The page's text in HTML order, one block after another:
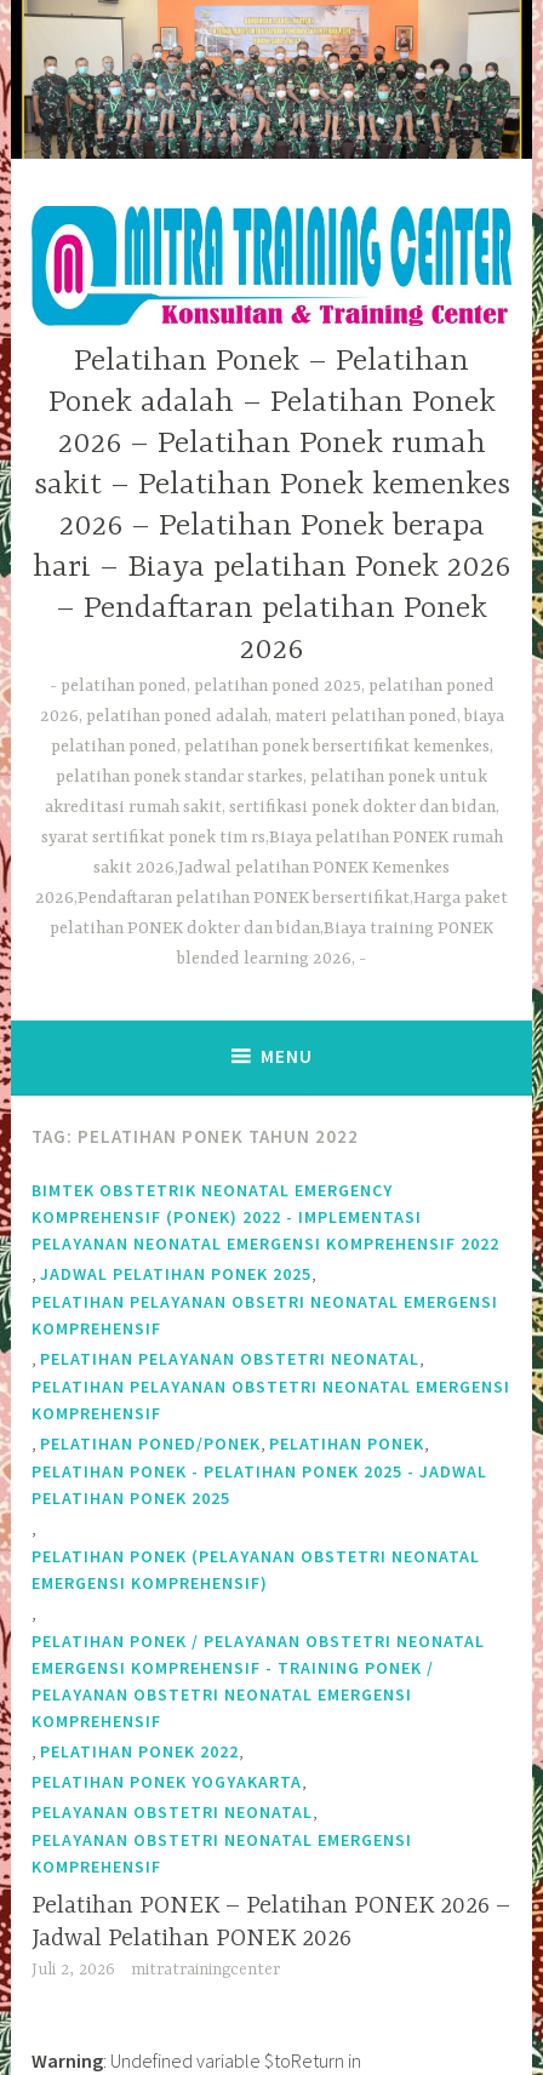
Skip
to
content
Pelatihan Ponek – Pelatihan
Ponek adalah – Pelatihan Ponek
2026 – Pelatihan Ponek rumah
sakit – Pelatihan Ponek kemenkes
2026 – Pelatihan Ponek berapa
hari – Biaya pelatihan Ponek 2026
– Pendaftaran pelatihan Ponek
2026
pelatihan poned, pelatihan poned 2025, pelatihan poned
2026, pelatihan poned adalah, materi pelatihan poned, biaya
pelatihan poned, pelatihan ponek bersertifikat kemenkes,
pelatihan ponek standar starkes, pelatihan ponek untuk
akreditasi rumah sakit, sertifikasi ponek dokter dan bidan,
syarat sertifikat ponek tim rs,Biaya pelatihan PONEK rumah
sakit 2026,Jadwal pelatihan PONEK Kemenkes
2026,Pendaftaran pelatihan PONEK bersertifikat,Harga paket
pelatihan PONEK dokter dan bidan,Biaya training PONEK
blended learning 2026,
MENU
TAG: PELATIHAN PONEK TAHUN 2022
BIMTEK OBSTETRIK NEONATAL EMERGENCY
KOMPREHENSIF (PONEK) 2022 - IMPLEMENTASI
PELAYANAN NEONATAL EMERGENSI KOMPREHENSIF 2022
,JADWAL PELATIHAN PONEK 2025,
PELATIHAN PELAYANAN OBSETRI NEONATAL EMERGENSI
KOMPREHENSIF
, PELATIHAN PELAYANAN OBSTETRI NEONATAL,
PELATIHAN PELAYANAN OBSTETRI NEONATAL EMERGENSI
KOMPREHENSIF
, PELATIHAN PONED/PONEK, PELATIHAN PONEK,
PELATIHAN PONEK - PELATIHAN PONEK 2025 - JADWAL
PELATIHAN PONEK 2025
,
PELATIHAN PONEK (PELAYANAN OBSTETRI NEONATAL
EMERGENSI KOMPREHENSIF)
,
PELATIHAN PONEK / PELAYANAN OBSTETRI NEONATAL
EMERGENSI KOMPREHENSIF - TRAINING PONEK /
PELAYANAN OBSTETRI NEONATAL EMERGENSI
KOMPREHENSIF
, PELATIHAN PONEK 2022,
PELATIHAN PONEK YOGYAKARTA,
PELAYANAN OBSTETRI NEONATAL,
PELAYANAN OBSTETRI NEONATAL EMERGENSI
KOMPREHENSIF
Pelatihan PONEK – Pelatihan PONEK 2026 –
Jadwal Pelatihan PONEK 2026
Juli 2, 2026 mitratrainingcenter
Warning: Undefined variable $toReturn in